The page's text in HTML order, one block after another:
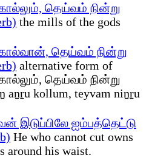
தெய்வம் நின்று
the mills of the gods
தெய்வம் நின்று
alternative form of
தெய்வம் நின்று
kollum, teyvam niṉṟu
இடுப்பிலே ஐம்பத்தெட்டு
He who cannot cut owns
around his waist.